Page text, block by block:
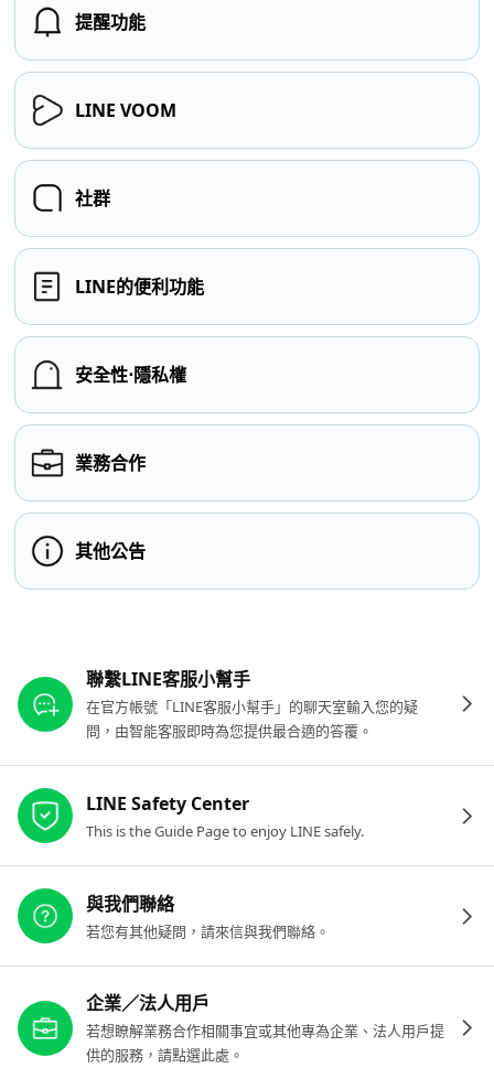
提醒功能
LINE VOOM
社群
LINE的便利功能
安全性⋅隱私權
業務合作
其他公告
聯繫LINE客服小幫手
在官方帳號「LINE客服小幫手」的聊天室輸入您的疑
問，由智能客服即時為您提供最合適的答覆。
LINE Safety Center
This is the Guide Page to enjoy LINE safely.
與我們聯絡
若您有其他疑問，請來信與我們聯絡。
企業／法人用戶
若想瞭解業務合作相關事宜或其他專為企業、法人用戶提
供的服務，請點選此處。